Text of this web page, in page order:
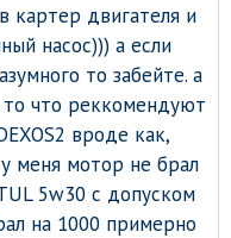
картер двигателя и
насос))) а если
то забейте. а
то что реккомендуют
вроде как,
меня мотор не брал
5w30 с допуском
на 1000 примерно